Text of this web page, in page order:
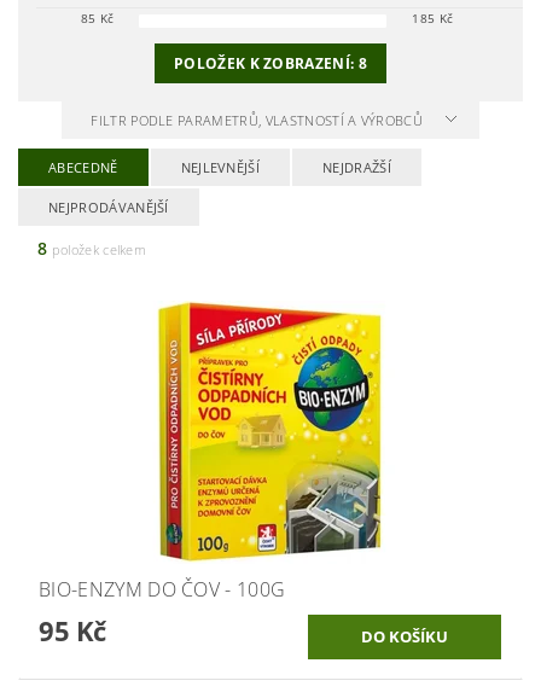
85 Kč 185 Kč
POLOŽEK K ZOBRAZENÍ: 8
FILTR PODLE PARAMETRŮ, VLASTNOSTÍ A VÝROBCŮ
ABECEDNĚ NEJLEVNĚJŠÍ NEJDRAŽŠÍ
NEJPRODÁVANĚJŠÍ
8 položek celkem
BIO-ENZYM DO ČOV - 100G
95 Kč